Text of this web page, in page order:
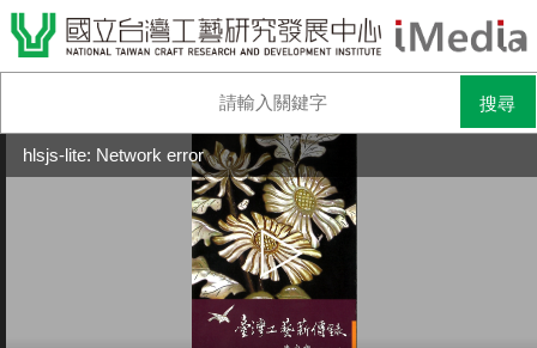
hlsjs-lite: Network error